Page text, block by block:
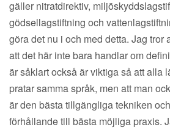
gäller nitratdirektiv,
gödsellagstiftning och
göra det nu i och med detta. Jag tror
att det här inte bara handlar om
är såklart också är viktiga så att alla
pratar samma språk, men att man
är den bästa tillgängliga tekniken
förhållande till bästa möjliga praxis.